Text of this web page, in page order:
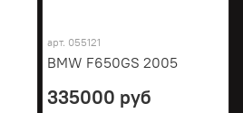
арт. 055121
BMW F650GS 2005
335000 руб